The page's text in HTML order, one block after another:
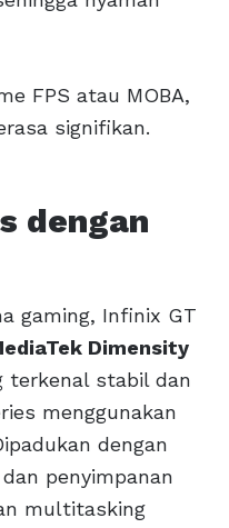
FPS atau MOBA,
signifikan.
dengan
gaming, Infinix GT
Dimensity
terkenal stabil dan
menggunakan
dengan
dan penyimpanan
multitasking